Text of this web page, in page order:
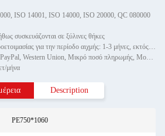
ISO 14001, ISO 14000, ISO 20000, QC 080000
συσκευάζονται σε ξύλινες θήκες
Χρόνος παράδοσης: Χρόνος προετοιμασίας για την περίοδο αιχμής: 1-3 μήνες, εκτός εποχής: ένας μήνας
Όροι πληρωμής: ΛC, T/T, D/P, PayPal, Western Union, Μικρό ποσό πληρωμής, Money Gram
μήνα
Description
PE750*1060